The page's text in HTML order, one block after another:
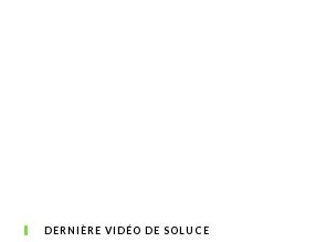
DERNIÈRE VIDÉO DE SOLUCE